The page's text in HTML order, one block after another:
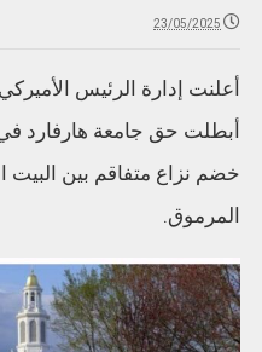
23/05/2025
أعلنت إدارة الرئيس
أبطلت حق جامعة هارفارد
خضم نزاع متفاقم بين البيت
المرموق.